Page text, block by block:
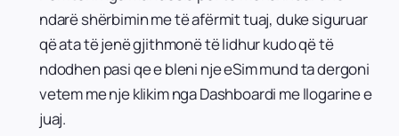
ndarë shërbimin me të afërmit tuaj, duke siguruar
që ata të jenë gjithmonë të lidhur kudo që të
ndodhen pasi qe e bleni nje eSim mund ta dergoni
vetem me nje klikim nga Dashboardi me llogarine e
juaj.